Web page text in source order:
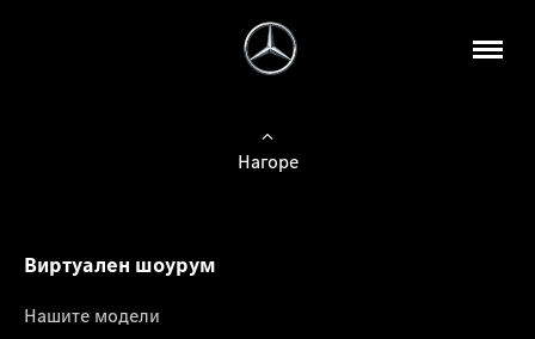
Нагоре
Виртуален шоурум
Нашите модели